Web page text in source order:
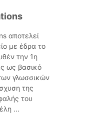
αποτελεί
με έδρα το
την 1η
ως βασικό
γλωσσικών
της
του
...